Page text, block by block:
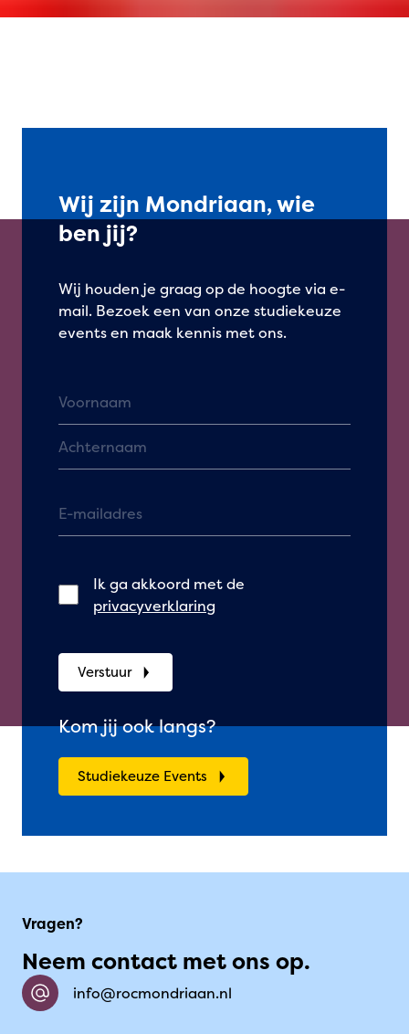
Wij zijn Mondriaan, wie
ben jij?
Wij houden je graag op de hoogte via e-
mail. Bezoek een van onze studiekeuze
events en maak kennis met ons.
Ik ga akkoord met de
privacyverklaring
Verstuur
Kom jij ook langs?
Studiekeuze Events
Vragen?
Neem contact met ons op.
info@rocmondriaan.nl